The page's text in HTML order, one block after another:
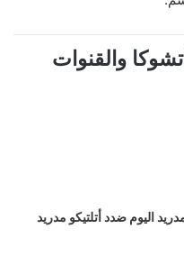
والقنوات
اليوم ضدد أتلتيكو مدريد